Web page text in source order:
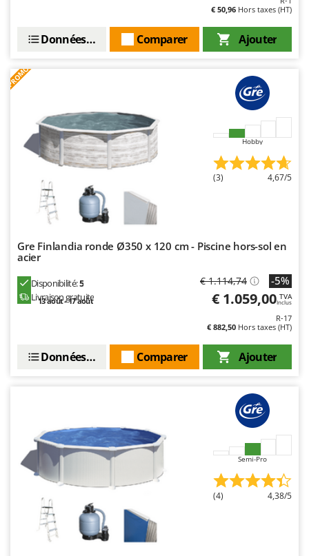
€ 50,96 Hors taxes (HT)
Ajouter
Comparer
Données techniques
PROMO
Hobby
(3) 4,67/5
Gre Finlandia ronde Ø350 x 120 cm - Piscine hors-sol en
acier
Disponibilité:5
Livraison gratuite
13 août - 17 août
€ 1.114,74 -5%
€ 1.059,00 TVA
Inclus
R-17
€ 882,50 Hors taxes (HT)
Ajouter
Comparer
Données techniques
Semi-Pro
(4) 4,38/5